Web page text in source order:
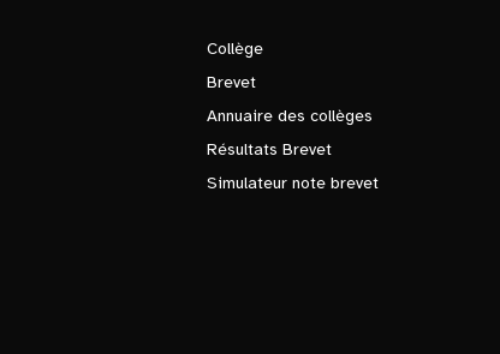
Collège
Brevet
Annuaire des collèges
Résultats Brevet
Simulateur note brevet